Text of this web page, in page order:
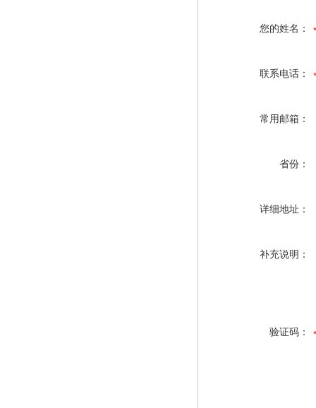
您的姓名：
联系电话：
常用邮箱：
省份：
详细地址：
补充说明：
验证码：